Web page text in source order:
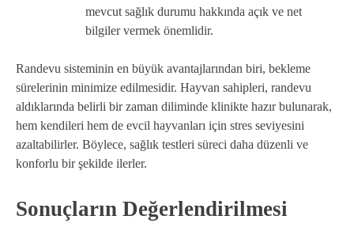
mevcut sağlık durumu hakkında açık ve net
bilgiler vermek önemlidir.
Randevu sisteminin en büyük avantajlarından biri, bekleme
sürelerinin minimize edilmesidir. Hayvan sahipleri, randevu
aldıklarında belirli bir zaman diliminde klinikte hazır bulunarak,
hem kendileri hem de evcil hayvanları için stres seviyesini
azaltabilirler. Böylece, sağlık testleri süreci daha düzenli ve
konforlu bir şekilde ilerler.
Sonuçların Değerlendirilmesi